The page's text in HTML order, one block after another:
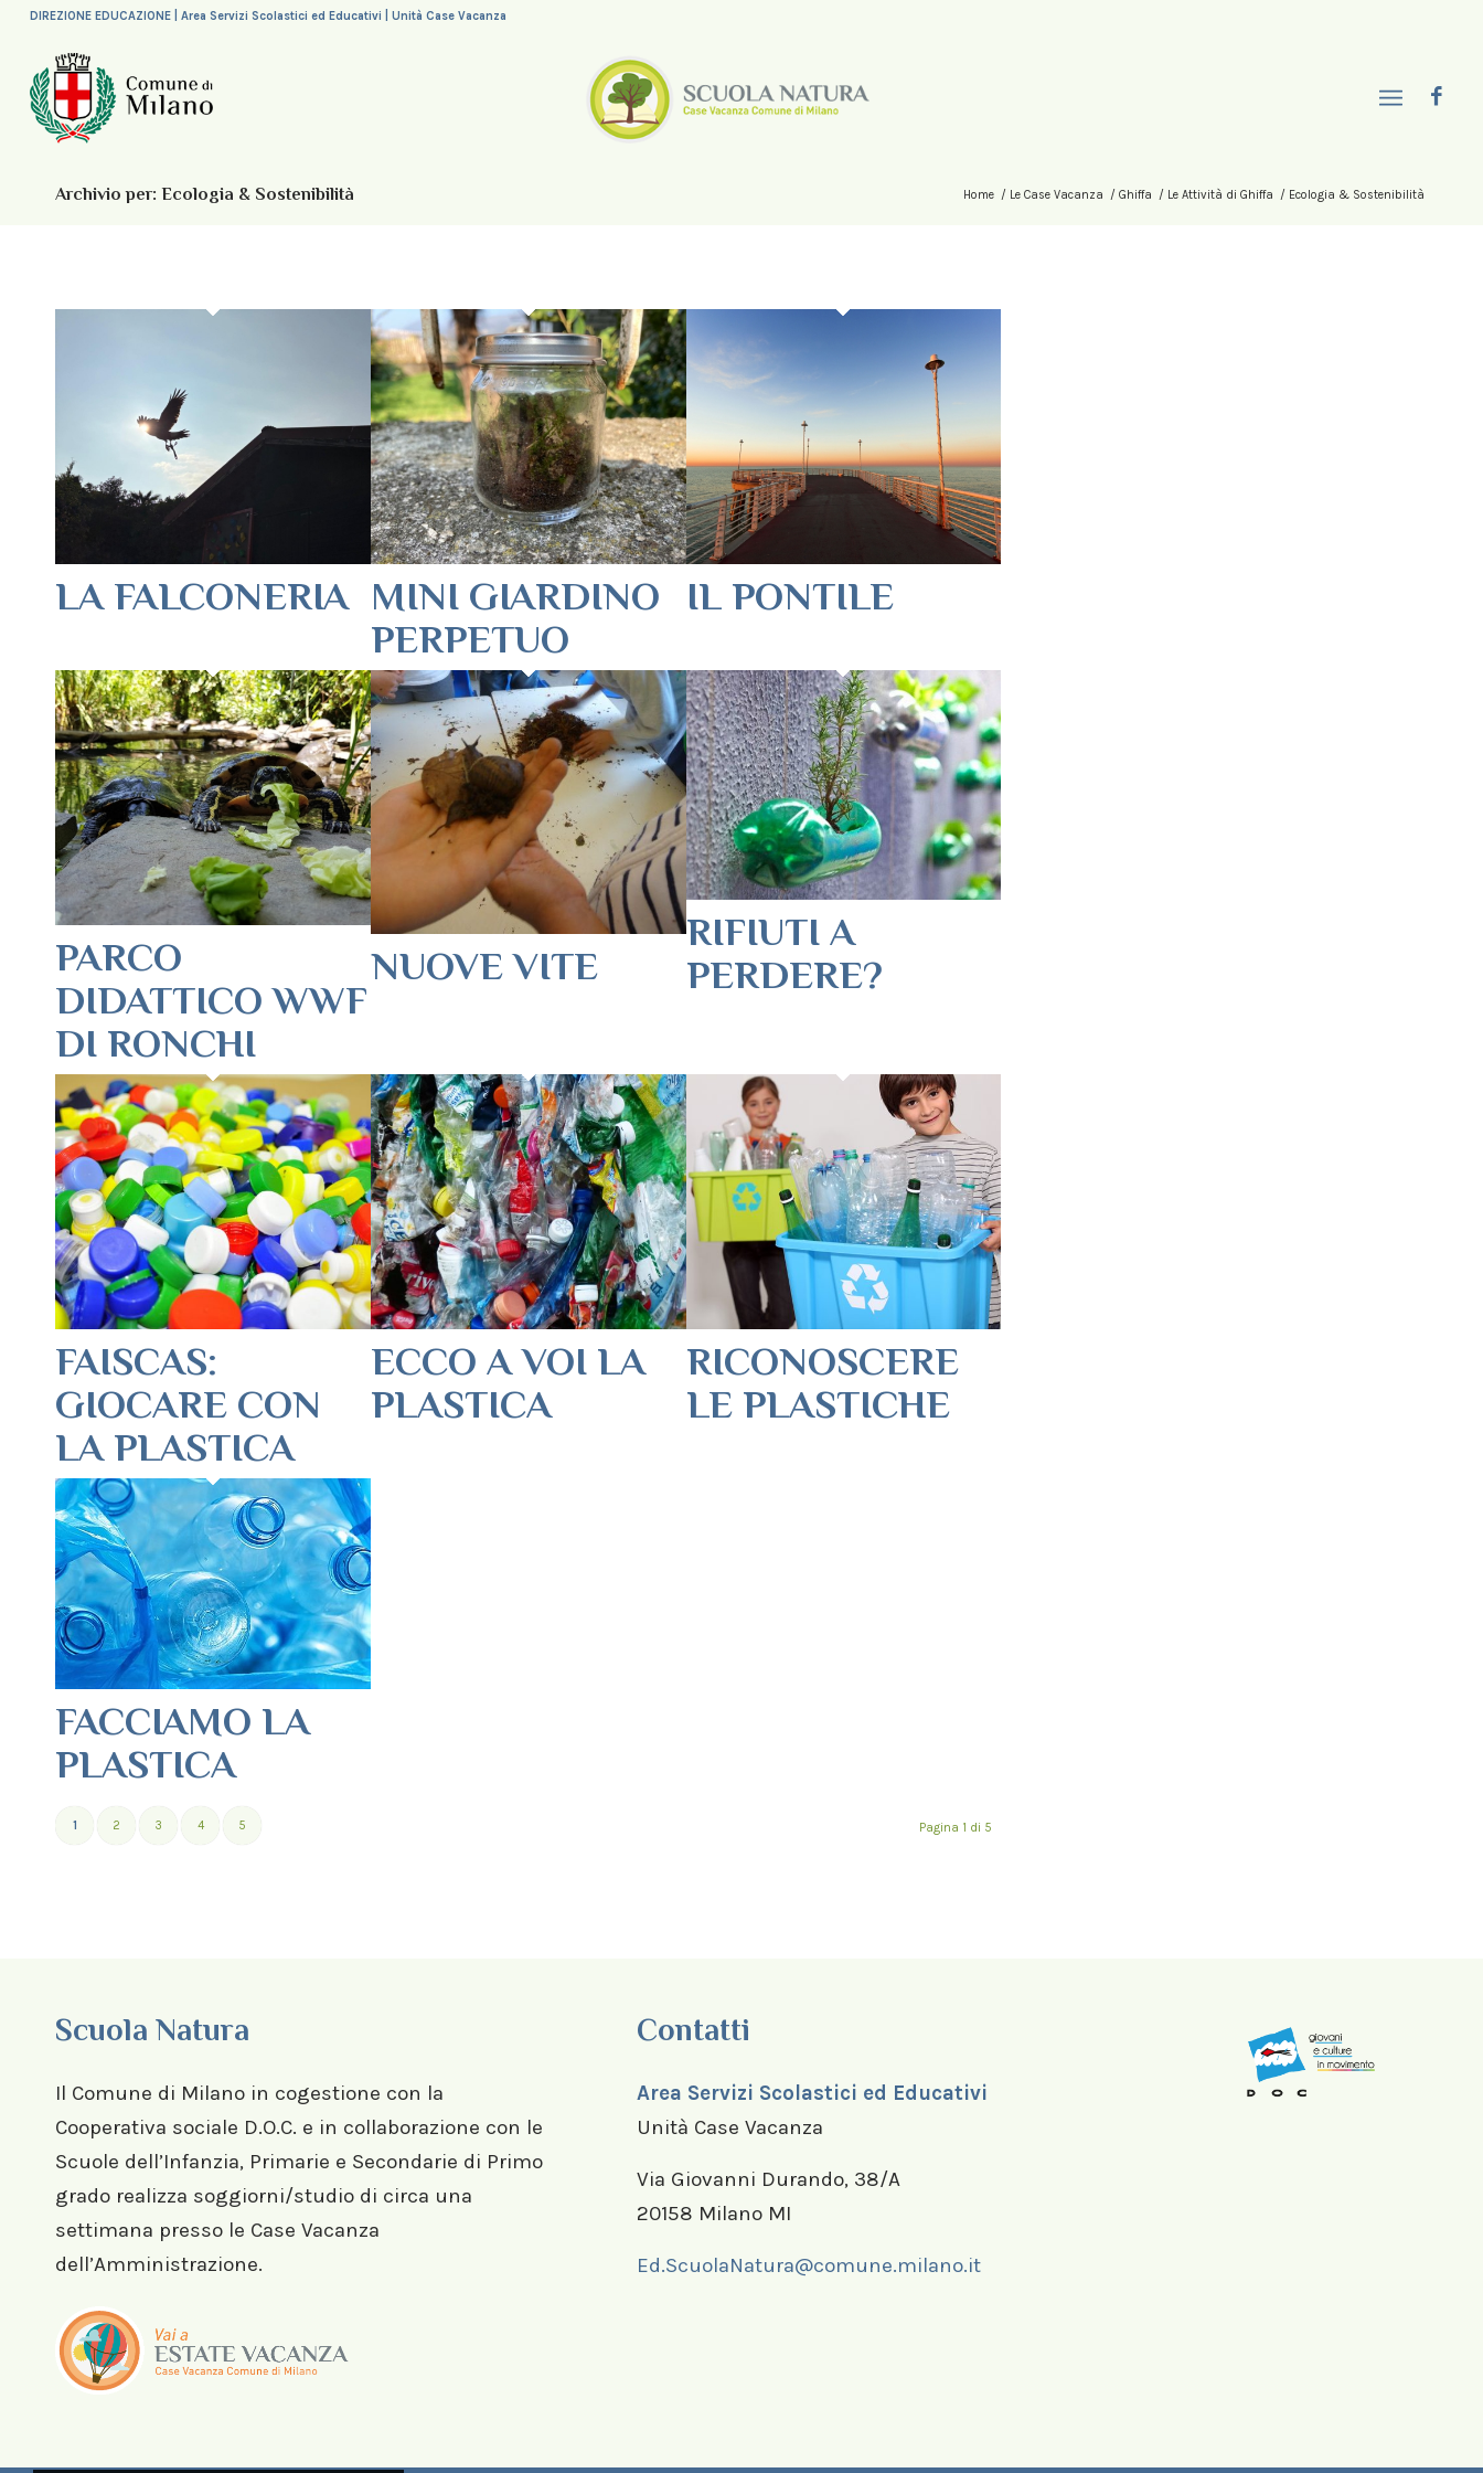
DIREZIONE EDUCAZIONE | Area Servizi Scolastici ed Educativi | Unità Case Vacanza
Archivio per: Ecologia & Sostenibilità Home / Le Case Vacanza / Ghiffa / Le Attività di Ghiffa / Ecologia & Sostenibilità
LA FALCONERIA MINI GIARDINO
PERPETUO
IL PONTILE
PARCO
DIDATTICO WWF
DI RONCHI
NUOVE VITE
RIFIUTI A
PERDERE?
FAISCAS:
GIOCARE CON
LA PLASTICA
ECCO A VOI LA
PLASTICA
RICONOSCERE
LE PLASTICHE
FACCIAMO LA
PLASTICA
Pagina 1 di 5
1 2 3 4 5
Scuola Natura
Il Comune di Milano in cogestione con la
Cooperativa sociale D.O.C. e in collaborazione con le
Scuole dell’Infanzia, Primarie e Secondarie di Primo
grado realizza soggiorni/studio di circa una
settimana presso le Case Vacanza
dell’Amministrazione.
Contatti
Area Servizi Scolastici ed Educativi
Unità Case Vacanza
Via Giovanni Durando, 38/A
20158 Milano MI
Ed.ScuolaNatura@comune.milano.it